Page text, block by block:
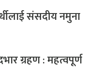
संसदीय नमुना
ग्रहण : महत्वपूर्ण